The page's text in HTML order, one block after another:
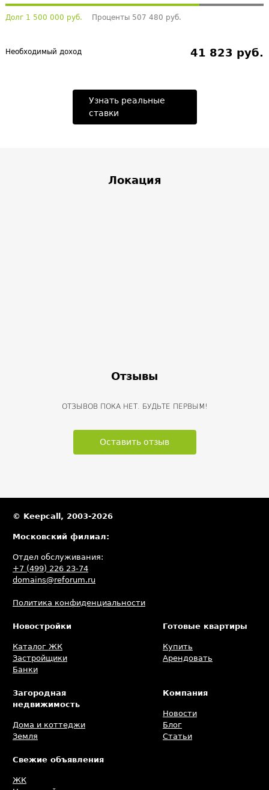
Долг 1 500 000 руб. Проценты 507 480 руб.
Необходимый доход 41 823 руб.
Узнать реальные
ставки
Локация
Отзывы
ОТЗЫВОВ ПОКА НЕТ. БУДЬТЕ ПЕРВЫМ!
Оставить отзыв
© Keepcall, 2003-2026
Московский филиал:
Отдел обслуживания:
+7 (499) 226 23-74
domains@reforum.ru
Политика конфиденциальности
Новостройки
Каталог ЖК
Застройщики
Банки
Готовые квартиры
Купить
Арендовать
Загородная
недвижимость
Дома и коттеджи
Земля
Компания
Новости
Блог
Статьи
Свежие объявления
ЖК